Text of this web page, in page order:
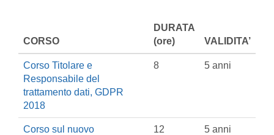
CORSO
DURATA
(ore)
VALIDITA’
Corso Titolare e
Responsabile del
trattamento dati, GDPR
2018
8 5 anni
Corso sul nuovo
12 5 anni